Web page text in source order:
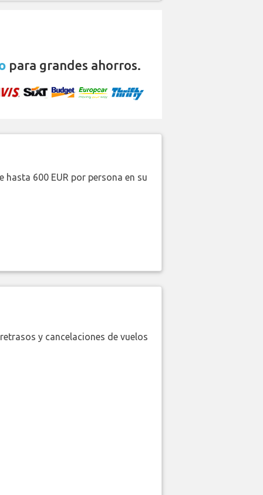
para grandes ahorros.
hasta 600 EUR por persona en su
y cancelaciones de vuelos